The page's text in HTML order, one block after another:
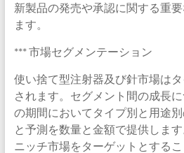
新製品の発売や承認に関する重
ます。
*** 市場セグメンテーション
使い捨て型注射器及び針市場は
されます。セグメント間の成長
の期間においてタイプ別と用途
と予測を数量と金額で提供しま
ニッチ市場をターゲットとする